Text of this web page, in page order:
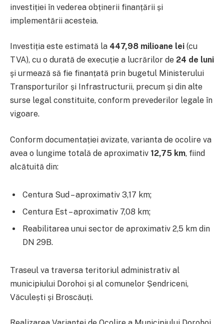
investiției în vederea obținerii finanțării și
implementării acesteia.
Investiția este estimată la 447,98 milioane lei (cu
TVA), cu o durată de execuție a lucrărilor de 24 de luni
şi urmează să fie finanțată prin bugetul Ministerului
Transporturilor și Infrastructurii, precum și din alte
surse legal constituite, conform prevederilor legale în
vigoare.
Conform documentației avizate, varianta de ocolire va
avea o lungime totală de aproximativ 12,75 km, fiind
alcătuită din:
Centura Sud – aproximativ 3,17 km;
Centura Est – aproximativ 7,08 km;
Reabilitarea unui sector de aproximativ 2,5 km din
DN 29B.
Traseul va traversa teritoriul administrativ al
municipiului Dorohoi și al comunelor Șendriceni,
Văculești și Broscăuți.